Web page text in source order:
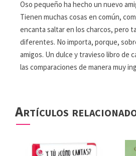
Oso pequeño ha hecho un nuevo
Tienen muchas cosas en común,
encanta saltar en los charcos, pero
diferentes. No importa, porque,
amigos. Un dulce y travieso libro de
las comparaciones de manera muy
Artículos